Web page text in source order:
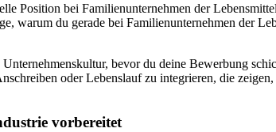
Position bei Familienunternehmen der
du gerade bei Familienunternehmen der
bevor du deine Bewerbung
oder Lebenslauf zu integrieren, die
vorbereitet